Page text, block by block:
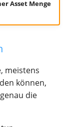
Asset Menge
meistens
können,
die